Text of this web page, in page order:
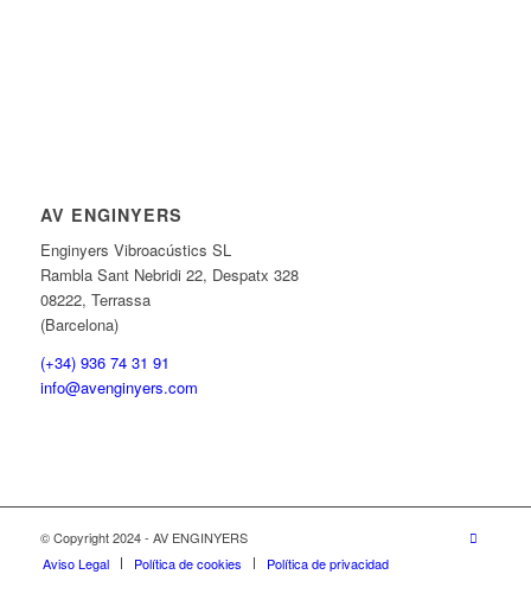
AV ENGINYERS
Enginyers Vibroacústics SL
Rambla Sant Nebridi 22, Despatx 328
08222, Terrassa
(Barcelona)
(+34) 936 74 31 91
info@avenginyers.com
© Copyright 2024 - AV ENGINYERS
Aviso Legal
Política de cookies Política de privacidad